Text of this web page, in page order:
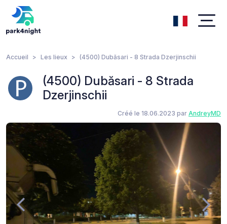
Accueil Les lieux (4500) Dubăsari - 8 Strada Dzerjinschii
(4500) Dubăsari - 8 Strada
Dzerjinschii
Créé le 18.06.2023 par AndreyMD